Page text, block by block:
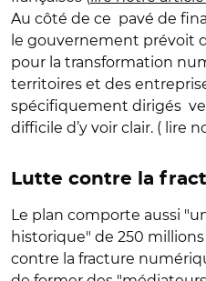
Au côté de ce pavé de
le gouvernement prévoit
pour la transformation
territoires et des
spécifiquement dirigés
difficile d’y voir clair. ( lire
Lutte contre la
Le plan comporte aussi
historique" de 250
contre la fracture